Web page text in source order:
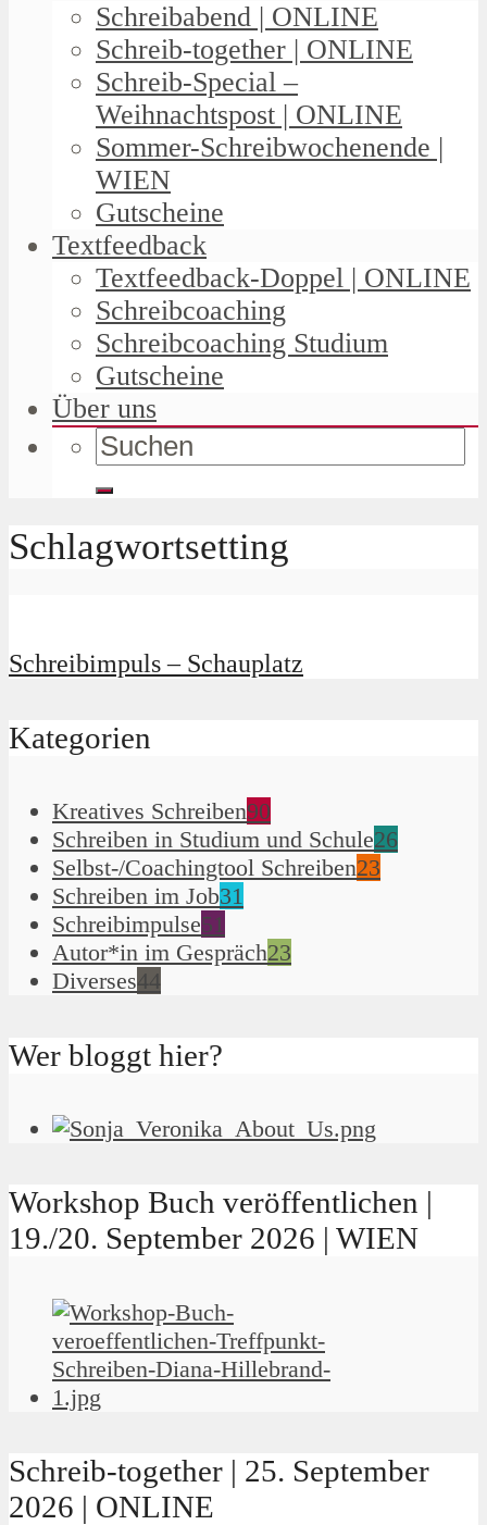
Schreibabend | ONLINE
Schreib-together | ONLINE
Schreib-Special –
Weihnachtspost | ONLINE
Sommer-Schreibwochenende |
WIEN
Gutscheine
Textfeedback
Textfeedback-Doppel | ONLINE
Schreibcoaching
Schreibcoaching Studium
Gutscheine
Über uns
Schlagwortsetting
Schreibimpuls – Schauplatz
Kategorien
Kreatives Schreiben90
Schreiben in Studium und Schule26
Selbst-/Coachingtool Schreiben23
Schreiben im Job31
Schreibimpulse51
Autor*in im Gespräch23
Diverses44
Wer bloggt hier?
Workshop Buch veröffentlichen |
19./20. September 2026 | WIEN
Schreib-together | 25. September
2026 | ONLINE